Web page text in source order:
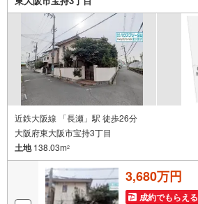
近鉄大阪線 「長瀬」駅 徒歩26分
大阪府東大阪市宝持3丁目
土地138.03m2
3,680万円
成約でもらえる